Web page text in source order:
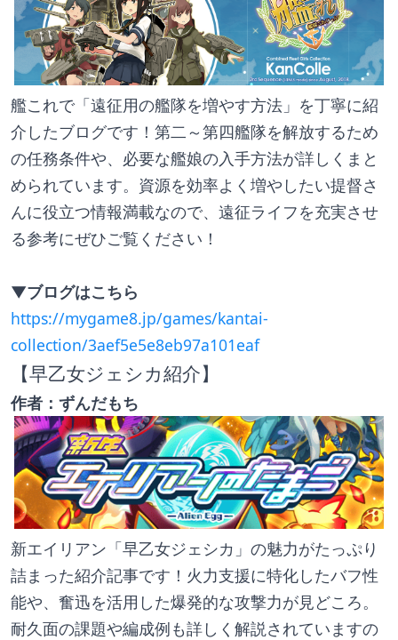
艦これで「遠征用の艦隊を増やす方法」を丁寧に紹
介したブログです！第二～第四艦隊を解放するため
の任務条件や、必要な艦娘の入手方法が詳しくまと
められています。資源を効率よく増やしたい提督さ
んに役立つ情報満載なので、遠征ライフを充実させ
る参考にぜひご覧ください！
▼ブログはこちら
https://mygame8.jp/games/kantai-
collection/3aef5e5e8eb97a101eaf
【早乙女ジェシカ紹介】
作者：ずんだもち
新エイリアン「早乙女ジェシカ」の魅力がたっぷり
詰まった紹介記事です！火力支援に特化したバフ性
能や、奮迅を活用した爆発的な攻撃力が見どころ。
耐久面の課題や編成例も詳しく解説されていますの